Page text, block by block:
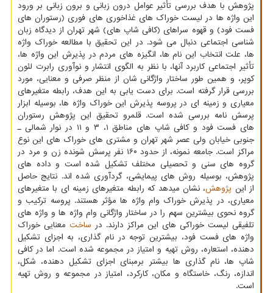
پژوهش با هدف بررسی تأثیر عوامل درون زبانی و برون زبانی بر ورود
این واژه ها در لیست خوراک های غذاخوری های فوری (رستوران های
فست فود) و قهوه سراهای (کافی شاپ های) شهر تهران از دیدگاه زبان
شناسی اجتماعی دنبال می شود. در این تحقیق با مطالعه خوراک واژه
ها، علت انتخاب این نام ها، انگیزه های مردم در پذیرش این واژه ها،
تأثیر اجتماعی کاربرد آنها، با نظر به الگوی انتشار و نوآوری رابرت لئون
کوپر، و همین طور ساختار واژگانی شان از منظر صرفی و معنایی، مورد
بررسی قرار گرفته است. برای دست یابی به این هدف، رابطه متغیرهای
معیاری و زمینه ای در پروسه پذیرش این خوراک واژه ها، بوسیله ابزار
پرسش نامه بررسی شده است. قلمرو تحقیق این پژوهش رستوران
های فست فود و کافی شاپ های مناطق ۱، ۳ و ۱۱ در نوار شمالی ـ
جنوبی خیابان ولی عصر شهر تهران و مشتری های خوراک های این نوع
مراکز است. جامعه نمونه، از حدود ۱۶۰ نفر پرسش شونده زن و مرد در
گروه های سنی و تحصیلی مختلف تشکیل شده است و داده های
پژوهش، بوسیله روش های پیمایشی، گردآوری شده اند. نتایج حاصل
از این پژوهش، نشان میدهد که رابطه متغیرهای زمینه ای با متغیرهای
معیاری، در پذیرش خوراک وام واژه ها مؤثر هستند. پروسه ترکیب و
گروه نحوی بیشترین سهم را در ساختار واژگانی وام واژه ها و واژه های
تلفیقی لیست خوراکی های این مراکز دارند. در ساخت معنایی خوراک
واژه های فست فود، بیشترین توجه در نام گذاری، به اجزای تشکیل
دهنده، استعاره، روش تهیه و امتیاز در مجموعه شده است. اما در کافی
شاپ ها، نام گذاری ها بیشتر برمبنای اجزای تشکیل دهنده، شکل،
اندازه، رنگ، خاستگاه و مکان، کارکرد، امتیاز در مجموعه و روش تهیه
است.